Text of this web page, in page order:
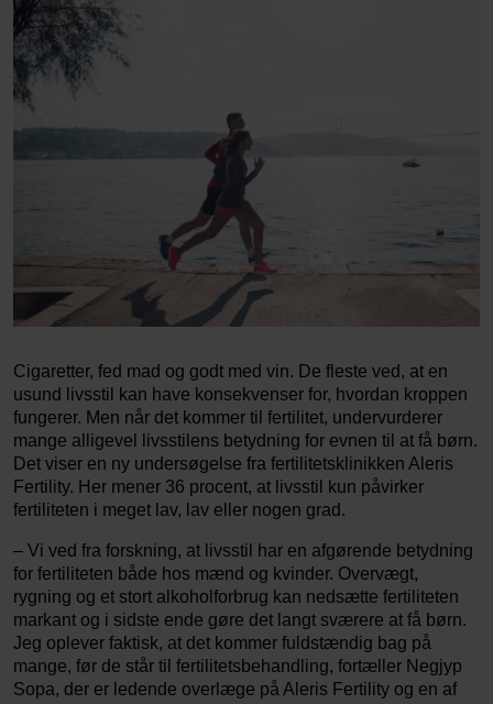
Cigaretter, fed mad og godt med vin. De fleste ved, at en
usund livsstil kan have konsekvenser for, hvordan kroppen
fungerer. Men når det kommer til fertilitet, undervurderer
mange alligevel livsstilens betydning for evnen til at få børn.
Det viser en ny undersøgelse fra fertilitetsklinikken Aleris
Fertility. Her mener 36 procent, at livsstil kun påvirker
fertiliteten i meget lav, lav eller nogen grad.
– Vi ved fra forskning, at livsstil har en afgørende betydning
for fertiliteten både hos mænd og kvinder. Overvægt,
rygning og et stort alkoholforbrug kan nedsætte fertiliteten
markant og i sidste ende gøre det langt sværere at få børn.
Jeg oplever faktisk, at det kommer fuldstændig bag på
mange, før de står til fertilitetsbehandling, fortæller Negjyp
Sopa, der er ledende overlæge på Aleris Fertility og en af